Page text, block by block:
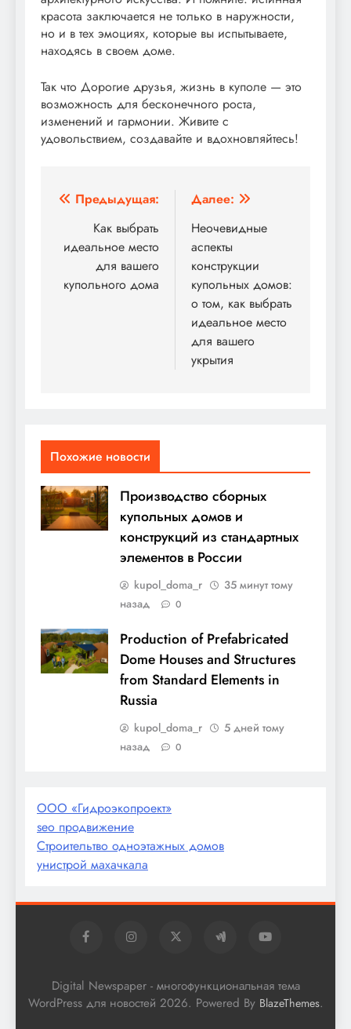
красота заключается не только в наружности,
но и в тех эмоциях, которые вы испытываете,
находясь в своем доме.
Так что Дорогие друзья, жизнь в куполе — это
возможность для бесконечного роста,
изменений и гармонии. Живите с
удовольствием, создавайте и вдохновляйтесь!
Навигация
записям
Предыдущая:
Как выбрать
идеальное место
для вашего
купольного дома
Далее:
Неочевидные
аспекты
конструкции
купольных домов:
о том, как выбрать
идеальное место
для вашего
укрытия
Похожие новости
Производство сборных
купольных домов и
конструкций из стандартных
элементов в России
kupol_doma_r
35 минут тому
назад
0
Production of Prefabricated
Dome Houses and Structures
from Standard Elements in
Russia
kupol_doma_r
5 дней тому
назад
0
ООО «Гидроэкопроект»
seo продвижение
Строительтво одноэтажных домов
унистрой махачкала
Digital Newspaper - многофункциональная тема
WordPress для новостей 2026. Powered By BlazeThemes.